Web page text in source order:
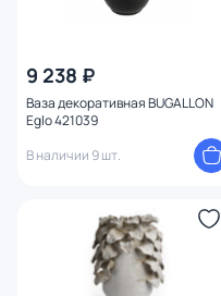
9 238 ₽
Ваза декоративная BUGALLON
Eglo 421039
В наличии 9 шт.